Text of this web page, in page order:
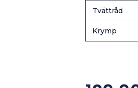
Tvättråd
Krymp